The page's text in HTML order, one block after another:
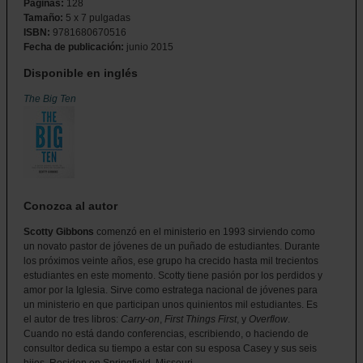
Páginas: 128
Tamaño: 5 x 7 pulgadas
ISBN: 9781680670516
Fecha de publicación: junio 2015
Disponible en inglés
The Big Ten
Conozca al autor
Scotty Gibbons comenzó en el ministerio en 1993 sirviendo como
un novato pastor de jóvenes de un puñado de estudiantes. Durante
los próximos veinte años, ese grupo ha crecido hasta mil trecientos
estudiantes en este momento. Scotty tiene pasión por los perdidos y
amor por la Iglesia. Sirve como estratega nacional de jóvenes para
un ministerio en que participan unos quinientos mil estudiantes. Es
el autor de tres libros: Carry-on, First Things First, y Overflow.
Cuando no está dando conferencias, escribiendo, o haciendo de
consultor dedica su tiempo a estar con su esposa Casey y sus seis